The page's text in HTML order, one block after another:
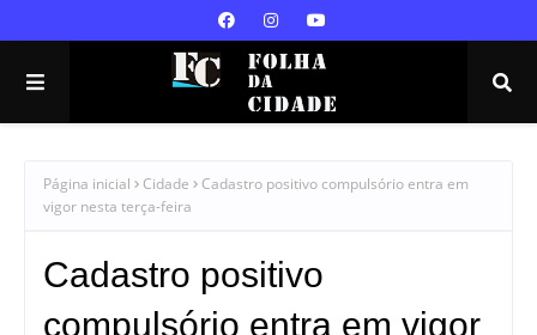
Página inicial Cidade
Cadastro positivo compulsório entra em
vigor nesta terça-feira
Cadastro positivo
compulsório entra em vigor